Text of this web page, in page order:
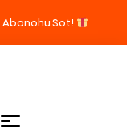
Abonohu Sot!